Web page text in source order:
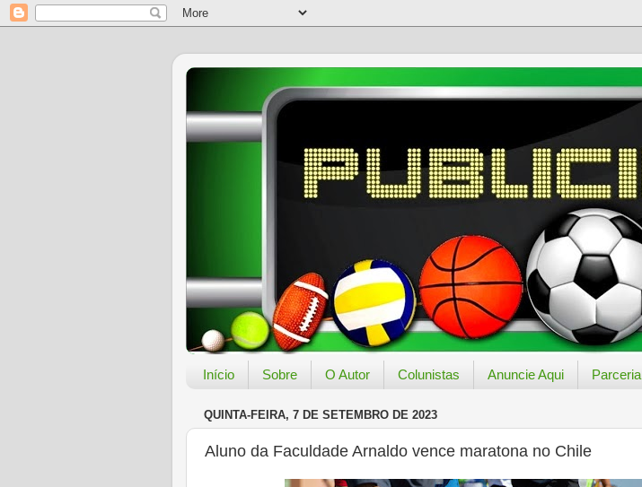
Início Sobre O Autor Colunistas Anuncie Aqui Parceria
QUINTA-FEIRA, 7 DE SETEMBRO DE 2023
Aluno da Faculdade Arnaldo vence maratona no Chile